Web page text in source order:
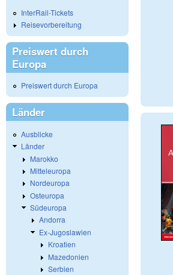
InterRail-Tickets
Reisevorbereitung
Preiswert durch
Europa
Preiswert durch Europa
Länder
Ausblicke
Länder
Marokko
Mitteleuropa
Nordeuropa
Osteuropa
Südeuropa
Andorra
Ex-Jugoslawien
Kroatien
Mazedonien
Serbien